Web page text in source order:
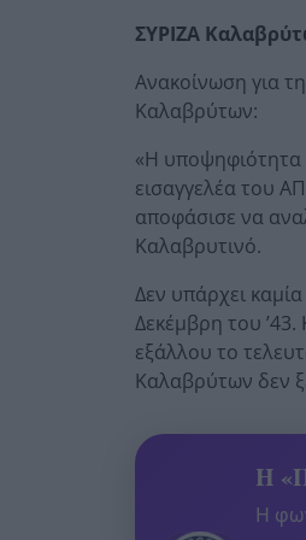
ΣΥΡΙΖΑ
Ανακοίνωση για
Καλαβρύτων:
«Η υποψηφιότητα
εισαγγελέα του
αποφάσισε να
Καλαβρυτινό.
Δεν υπάρχει
Δεκέμβρη του ’43.
εξάλλου το
Καλαβρύτων δεν
Η
Η